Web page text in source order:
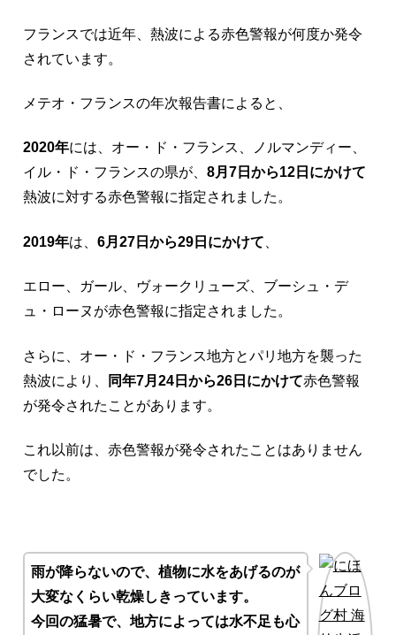
フランスでは近年、熱波による赤色警報が何度か発令
されています。
メテオ・フランスの年次報告書によると、
2020年には、オー・ド・フランス、ノルマンディー、
イル・ド・フランスの県が、 8月7日から12日にかけて
熱波に対する赤色警報に指定されました。
2019年は、 6月27日から29日にかけて
エロー、ガール、ヴォークリューズ、ブーシュ・デ
ュ・ローヌが赤色警報に指定されました。
さらに、オー・ド・フランス地方とパリ地方を襲った
熱波により、
同年7月24日から26日にかけて赤色警報
が発令されたことがあります。
これ以前は、赤色警報が発令されたことはありません
でした。
雨が降らないので、植物に水をあげるのが
大変なくらい乾燥しきっています。
今回の猛暑で、地方によっては水不足も心